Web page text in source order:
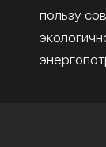
пользу